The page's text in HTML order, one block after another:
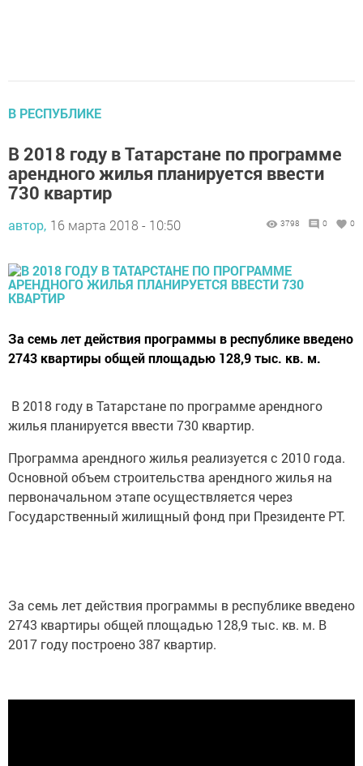
В РЕСПУБЛИКЕ
В 2018 году в Татарстане по программе
арендного жилья планируется ввести
730 квартир
автор, 16 марта 2018 - 10:50 3798 0 0
За семь лет действия программы в республике введено
2743 квартиры общей площадью 128,9 тыс. кв. м.
В 2018 году в Татарстане по программе арендного
жилья планируется ввести 730 квартир.
Программа арендного жилья реализуется с 2010 года.
Основной объем строительства арендного жилья на
первоначальном этапе осуществляется через
Государственный жилищный фонд при Президенте РТ.
За семь лет действия программы в республике введено
2743 квартиры общей площадью 128,9 тыс. кв. м. В
2017 году построено 387 квартир.